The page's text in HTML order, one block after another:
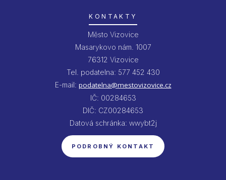
KONTAKTY
Město Vizovice
Masarykovo nám. 1007
76312 Vizovice
Tel. podatelna: 577 452 430
E-mail: podatelna@mestovizovice.cz
IČ: 00284653
DIČ: CZ00284653
Datová schránka: wwybt2j
PODROBNÝ KONTAKT